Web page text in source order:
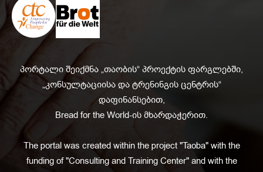
პორტალი შეიქმნა „თაობის“ პროექტის ფარგლებში,
„კონსულტაციისა და ტრენინგის ცენტრის“
დაფინანსებით,
Bread for the World-ის მხარდაჭერით.
The portal was created within the project "Taoba" with the
funding of "Consulting and Training Center" and with the